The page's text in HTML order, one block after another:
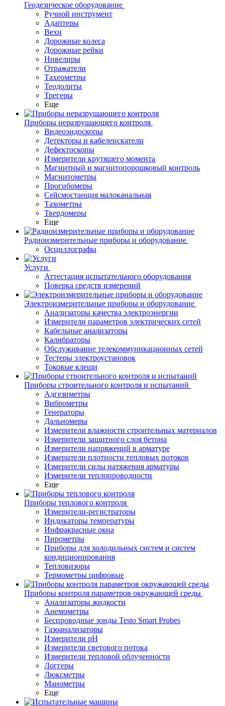
Геодезическое оборудование
Ручной инструмент
Адаптеры
Вехи
Дорожные колеса
Дорожные рейки
Нивелиры
Отражатели
Тахеометры
Теодолиты
Трегеры
Еще
Приборы неразрушающего контроля
Видеоэндоскопы
Детекторы и кабелеискатели
Дефектоскопы
Измерители крутящего момента
Магнитный и магнитопорошковый контроль
Магнитометры
Прогибомеры
Сейсмостанция малоканальная
Тахометры
Твердомеры
Еще
Радиоизмерительные приборы и оборудование
Осциллографы
Услуги
Аттестация испытательного оборудования
Поверка средств измерений
Электроизмерительные приборы и оборудование
Анализаторы качества электроэнергии
Измерители параметров электрических сетей
Кабельные анализаторы
Калибраторы
Обслуживание телекоммуникационных сетей
Тестеры электроустановок
Токовые клещи
Приборы строительного контроля и испытаний
Адгезиметры
Виброметры
Генераторы
Дальномеры
Измерители влажности строительных материалов
Измерители защитного слоя бетона
Измерители напряжений в арматуре
Измерители плотности тепловых потоков
Измерители силы натяжения арматуры
Измерители теплопроводности
Еще
Приборы теплового контроля
Измерители-регистраторы
Индикаторы температуры
Инфракрасные окна
Пирометры
Приборы для холодильных систем и систем
кондиционирования
Тепловизоры
Термометры цифровые
Приборы контроля параметров окружающей среды
Анализаторы жидкости
Анемометры
Беспроводные зонды Testo Smart Probes
Газоанализаторы
Измерители pH
Измерители светового потока
Измерители тепловой облученности
Логгеры
Люксметры
Манометры
Еще